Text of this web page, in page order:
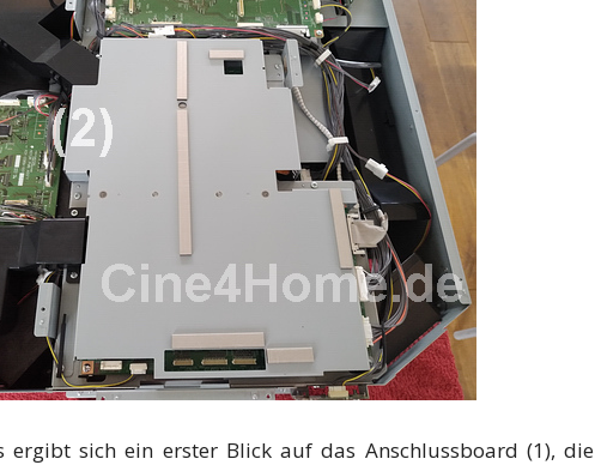
ergibt sich ein erster Blick auf das Anschlussboard (1), die